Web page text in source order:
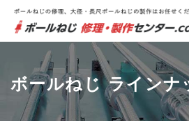
ボールねじ ラインナ